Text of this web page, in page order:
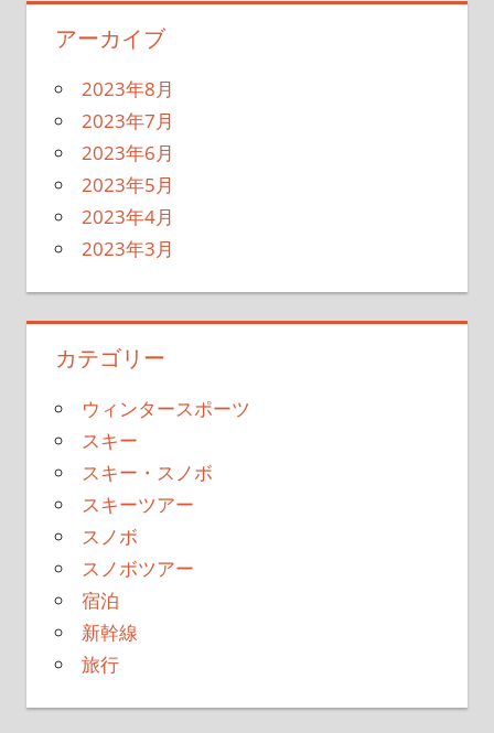
アーカイブ
2023年8月
2023年7月
2023年6月
2023年5月
2023年4月
2023年3月
カテゴリー
ウィンタースポーツ
スキー
スキー・スノボ
スキーツアー
スノボ
スノボツアー
宿泊
新幹線
旅行